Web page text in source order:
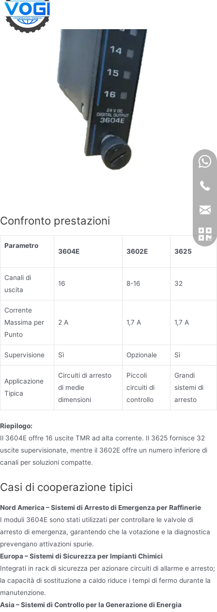
Confronto prestazioni
Parametro
3604E 3602E 3625
Canali di
uscita
16 8-16 32
Corrente
Massima per
Punto
2 A 1,7 A 1,7 A
Supervisione Sì Opzionale Sì
Applicazione
Tipica
Circuiti di arresto
di medie
dimensioni
Piccoli
circuiti di
controllo
Grandi
sistemi di
arresto
Riepilogo:
Il 3604E offre 16 uscite TMR ad alta corrente. Il 3625 fornisce 32
uscite supervisionate, mentre il 3602E offre un numero inferiore di
canali per soluzioni compatte.
Casi di cooperazione tipici
Nord America – Sistemi di Arresto di Emergenza per Raffinerie
I moduli 3604E sono stati utilizzati per controllare le valvole di
arresto di emergenza, garantendo che la votazione e la diagnostica
prevengano attivazioni spurie.
Europa – Sistemi di Sicurezza per Impianti Chimici
Integrati in rack di sicurezza per azionare circuiti di allarme e arresto;
la capacità di sostituzione a caldo riduce i tempi di fermo durante la
manutenzione.
Asia – Sistemi di Controllo per la Generazione di Energia